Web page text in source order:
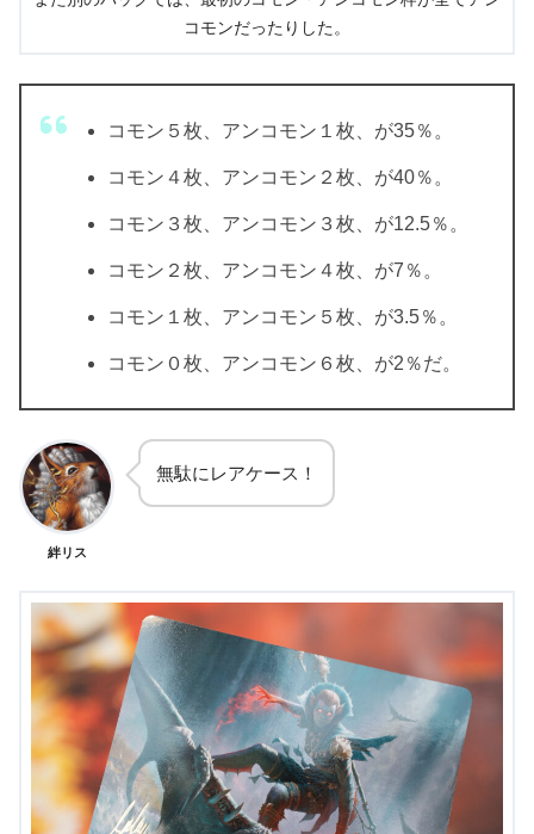
コモンだったりした。
コモン５枚、アンコモン１枚、が35％。
コモン４枚、アンコモン２枚、が40％。
コモン３枚、アンコモン３枚、が12.5％。
コモン２枚、アンコモン４枚、が7％。
コモン１枚、アンコモン５枚、が3.5％。
コモン０枚、アンコモン６枚、が2％だ。
絆リス
無駄にレアケース！